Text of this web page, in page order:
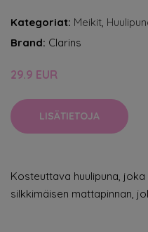
Kategoriat: Meikit,
Brand: Clarins
29.9 EUR
LISÄTIETOJA
Kosteuttava huulipuna,
silkkimäisen mattapinnan,